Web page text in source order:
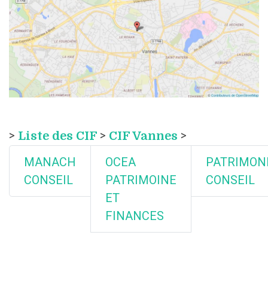
> Liste des CIF > CIF Vannes >
MANACH
CONSEIL
OCEA
PATRIMOINE
ET
FINANCES
CONSEIL